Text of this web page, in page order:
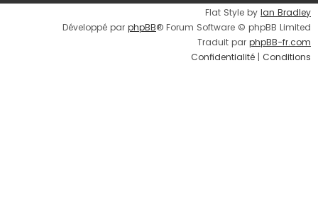
Flat Style by Ian Bradley
Développé par phpBB® Forum Software © phpBB Limited
Traduit par phpBB-fr.com
Confidentialité | Conditions